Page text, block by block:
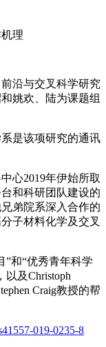
理
沿与交叉科学研究
姚欢、陆为课题组
是该项研究的通讯
心2019年伊始所取
和科研团队建设的
弟院系深入合作的
子材料化学及交叉
”和“优秀青年科学
及Christoph
Craig教授的帮
019-0235-8